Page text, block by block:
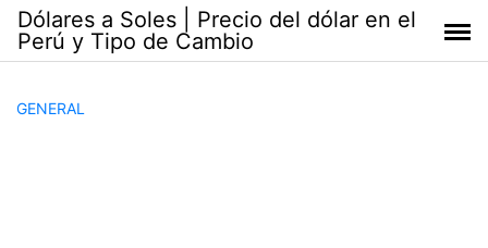
Saltar
contenido
Dólares a Soles | Precio del dólar en el
Perú y Tipo de Cambio
GENERAL